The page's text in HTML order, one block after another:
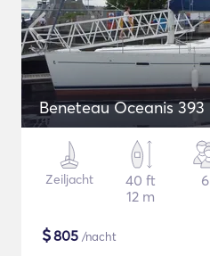
Beneteau Oceanis 393
Zeiljacht
40 ft
12 m
6
$805 /nacht